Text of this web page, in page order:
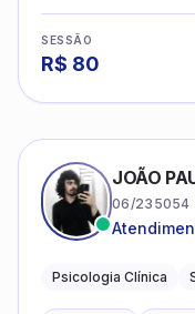
SESSÃO
R$ 80
JOÃO
06/235054
Psicologia Clínica